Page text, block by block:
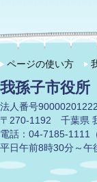
ページの使い方
我孫子市役所
法人番号
〒270-1192 千葉県
電話：04-7185-1111
平日午前8時30分～午